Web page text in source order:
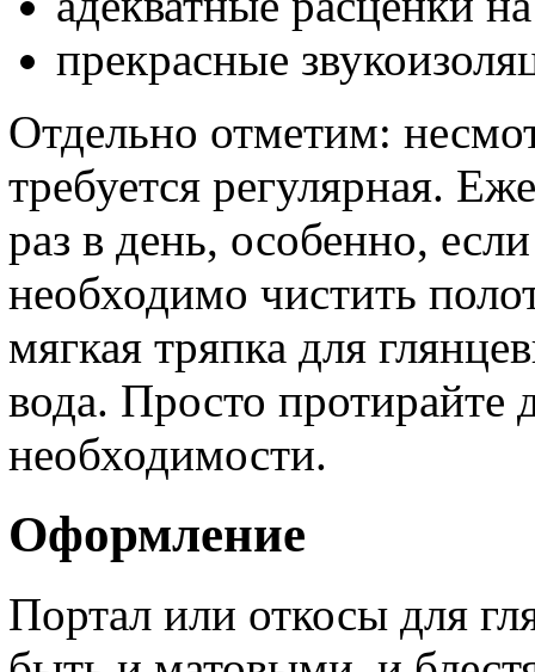
прекрасные
Отдельно отметим:
требуется регулярная.
раз в день, особенно,
необходимо чистить
мягкая тряпка для
вода. Просто протирайте
необходимости.
Оформление
Портал или откосы для